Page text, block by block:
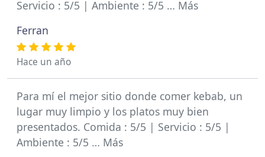
Servicio : 5/5 | Ambiente : 5/5 … Más
Ferran
Hace un año
Para mí el mejor sitio donde comer kebab, un
lugar muy limpio y los platos muy bien
presentados. Comida : 5/5 | Servicio : 5/5 |
Ambiente : 5/5 … Más